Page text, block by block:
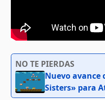
NO TE PIERDAS
Nuevo avance
Sisters» para